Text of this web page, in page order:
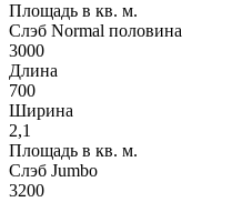
Площадь в кв. м.
Слэб Normal половина
3000
Длина
700
Ширина
2,1
Площадь в кв. м.
Слэб Jumbo
3200